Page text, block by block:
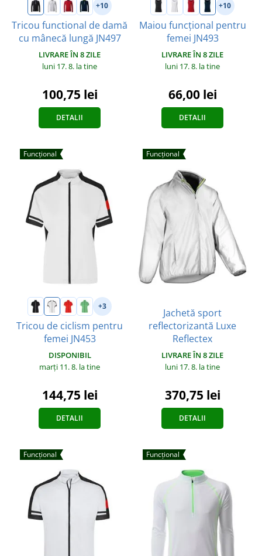
+10
Tricou functional de damă
cu mânecă lungă JN497
LIVRARE ÎN 8 ZILE
luni 17. 8. la tine
100,75 lei
DETALII
+10
Maiou funcțional pentru
femei JN493
LIVRARE ÎN 8 ZILE
luni 17. 8. la tine
66,00 lei
DETALII
Funcțional
+3
Tricou de ciclism pentru
femei JN453
DISPONIBIL
marți 11. 8. la tine
144,75 lei
DETALII
Funcțional
Jachetă sport
reflectorizantă Luxe
Reflectex
LIVRARE ÎN 8 ZILE
luni 17. 8. la tine
370,75 lei
DETALII
Funcțional Funcțional